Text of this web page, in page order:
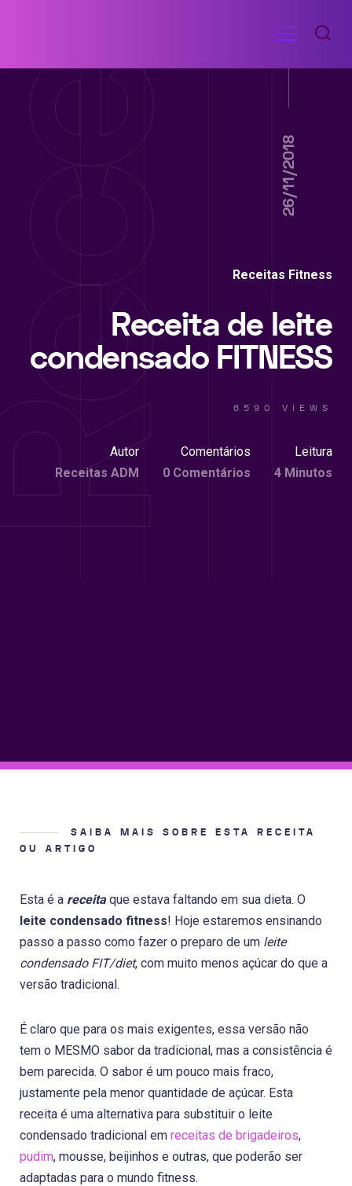
conteúdo
RECEITAS
ACADEMIA
Menu
26/11/2018
Receitas Fitness
Receita de leite
condensado FITNESS
6590 VIEWS
Autor
Receitas ADM
Comentários
0 Comentários
Leitura
4 Minutos
SAIBA MAIS SOBRE ESTA RECEITA
OU ARTIGO
Esta é a receitaque estava faltando em sua dieta. O
leite condensado fitness! Hoje estaremos ensinando
passo a passo como fazer o preparo de um leite
condensado FIT/diet, com muito menos açúcar do que a
versão tradicional.
É claro que para os mais exigentes, essa versão não
tem o MESMO sabor da tradicional, mas a consistência é
bem parecida. O sabor é um pouco mais fraco,
justamente pela menor quantidade de açúcar. Esta
receita é uma alternativa para substituir o leite
condensado tradicional em receitas de brigadeiros,
pudim, mousse, beijinhos e outras, que poderão ser
adaptadas para o mundo fitness.